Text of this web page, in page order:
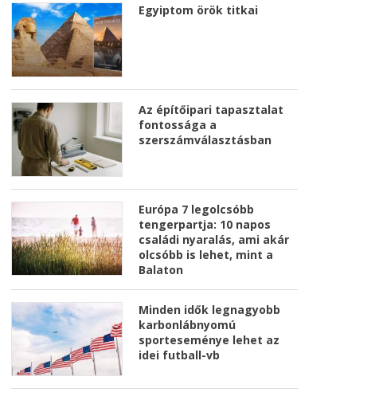
Egyiptom örök titkai
Az építőipari tapasztalat
fontossága a
szerszámválasztásban
Európa 7 legolcsóbb
tengerpartja: 10 napos
családi nyaralás, ami akár
olcsóbb is lehet, mint a
Balaton
Minden idők legnagyobb
karbonlábnyomú
sporteseménye lehet az
idei futball-vb